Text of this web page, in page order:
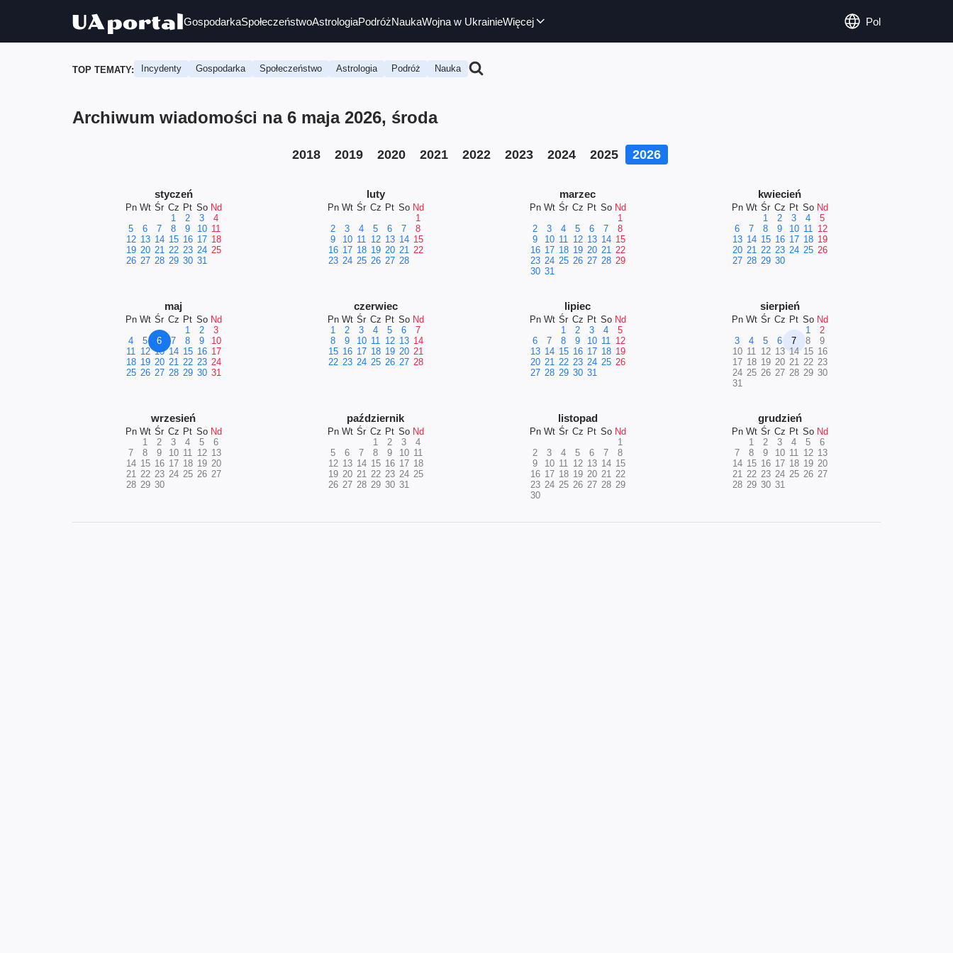
GospodarkaSpołeczeństwoAstrologiaPodróżNaukaWojna w UkrainieWięcej Pol
TOP TEMATY: Incydenty Gospodarka Społeczeństwo Astrologia Podróż Nauka
Archiwum wiadomości na 6 maja 2026, środa
2018 2019 2020 2021 2022 2023 2024 2025 2026
styczeń
Pn Wt Śr Cz Pt So Nd
1
2 3
4
5
6 7 8 9 10 11
12 13 14 15 16 17 18
19 20 21 22 23 24 25
26 27 28 29 30 31
luty
Pn Wt Śr Cz Pt So Nd
1
2
3 4 5 6 7
8
9
10 11 12 13 14 15
16 17 18 19 20 21 22
23 24 25 26 27 28
marzec
Pn Wt Śr Cz Pt So Nd
1
2
3 4 5 6 7
8
9
10 11 12 13 14 15
16 17 18 19 20 21 22
23 24 25 26 27 28 29
30 31
kwiecień
Pn Wt Śr Cz Pt So Nd
1
2 3 4
5
6
7 8 9 10 11 12
13 14 15 16 17 18 19
20 21 22 23 24 25 26
27 28 29 30
maj
Pn Wt Śr Cz Pt So Nd
1
2
3
4
5 6 7 8 9
10
11 12 13 14 15 16 17
18 19 20 21 22 23 24
25 26 27 28 29 30 31
czerwiec
Pn Wt Śr Cz Pt So Nd
1
2 3 4 5 6
7
8
9 10 11 12 13 14
15 16 17 18 19 20 21
22 23 24 25 26 27 28
lipiec
Pn Wt Śr Cz Pt So Nd
1
2 3 4
5
6
7 8 9 10 11 12
13 14 15 16 17 18 19
20 21 22 23 24 25 26
27 28 29 30 31
sierpień
Pn Wt Śr Cz Pt So Nd
1
2
3
4 5 6 7 8
9
10 11 12 13 14 15 16
17 18 19 20 21 22 23
24 25 26 27 28 29 30
31
wrzesień
Pn Wt Śr Cz Pt So Nd
1
2 3 4 5
6
7
8 9 10 11 12 13
14 15 16 17 18 19 20
21 22 23 24 25 26 27
28 29 30
październik
Pn Wt Śr Cz Pt So Nd
1
2 3
4
5
6 7 8 9 10 11
12 13 14 15 16 17 18
19 20 21 22 23 24 25
26 27 28 29 30 31
listopad
Pn Wt Śr Cz Pt So Nd
1
2
3 4 5 6 7
8
9
10 11 12 13 14 15
16 17 18 19 20 21 22
23 24 25 26 27 28 29
30
grudzień
Pn Wt Śr Cz Pt So Nd
1
2 3 4 5
6
7
8 9 10 11 12 13
14 15 16 17 18 19 20
21 22 23 24 25 26 27
28 29 30 31